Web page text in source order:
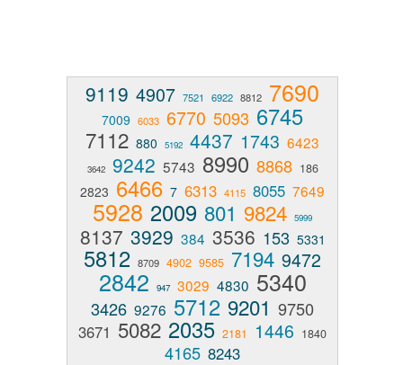
9119 4907 7521 6922 8812 7690
7009 6033 6770 5093 6745
7112 880 5192 4437 1743 6423
3642 9242 5743 8990 8868 186
2823 6466 7 6313 4115 8055 7649
5928 2009 801 9824 5999
8137 3929 384 3536 153 5331
5812 8709 4902 9585 7194 9472
2842 947 3029 4830 5340
3426 9276 5712 9201 9750
3671 5082 2035 2181 1446 1840
4165 8243